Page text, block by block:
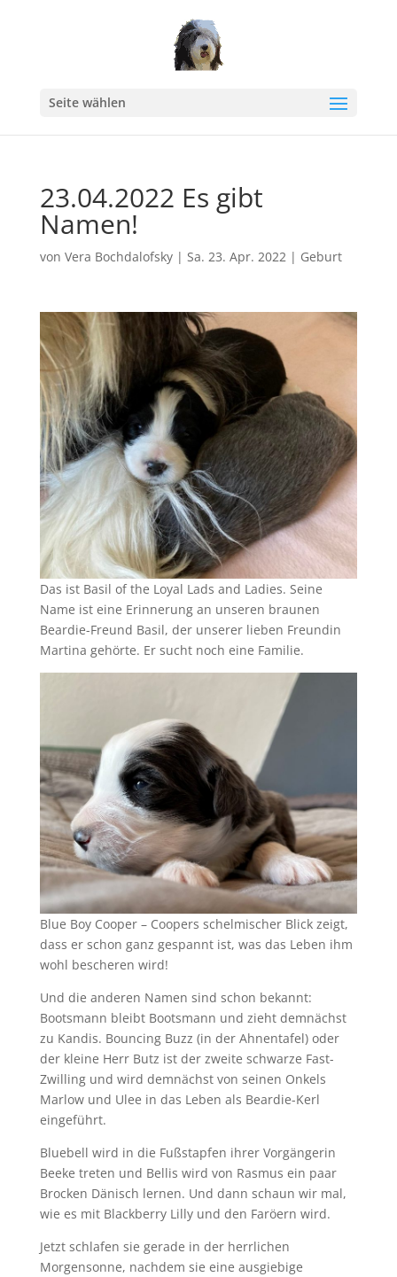
Seite wählen
23.04.2022 Es gibt
Namen!
von Vera Bochdalofsky| Sa. 23. Apr. 2022| Geburt
Das ist Basil of the Loyal Lads and Ladies. Seine
Name ist eine Erinnerung an unseren braunen
Beardie-Freund Basil, der unserer lieben Freundin
Martina gehörte. Er sucht noch eine Familie.
Blue Boy Cooper – Coopers schelmischer Blick zeigt,
dass er schon ganz gespannt ist, was das Leben ihm
wohl bescheren wird!
Und die anderen Namen sind schon bekannt:
Bootsmann bleibt Bootsmann und zieht demnächst
zu Kandis. Bouncing Buzz (in der Ahnentafel) oder
der kleine Herr Butz ist der zweite schwarze Fast-
Zwilling und wird demnächst von seinen Onkels
Marlow und Ulee in das Leben als Beardie-Kerl
eingeführt.
Bluebell wird in die Fußstapfen ihrer Vorgängerin
Beeke treten und Bellis wird von Rasmus ein paar
Brocken Dänisch lernen. Und dann schaun wir mal,
wie es mit Blackberry Lilly und den Faröern wird.
Jetzt schlafen sie gerade in der herrlichen
Morgensonne, nachdem sie eine ausgiebige